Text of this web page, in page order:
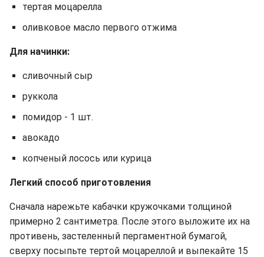
тертая моцарелла
оливковое масло первого отжима
Для начинки:
сливочный сыр
руккола
помидор - 1 шт.
авокадо
копченый лосось или курица
Легкий способ приготовления
Сначала нарежьте кабачки кружочками толщиной
примерно 2 сантиметра. После этого выложите их на
противень, застеленный пергаментной бумагой,
сверху посыпьте тертой моцареллой и выпекайте 15